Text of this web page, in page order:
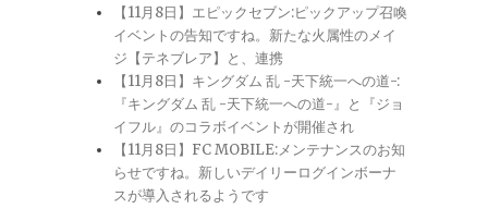
【11月8日】エピックセブン:ピックアップ召喚
イベントの告知ですね。新たな火属性のメイ
ジ【テネブレア】と、連携
【11月8日】キングダム 乱 -天下統一への道-:
『キングダム 乱 -天下統一への道-』と『ジョ
イフル』のコラボイベントが開催され
【11月8日】FC MOBILE:メンテナンスのお知
らせですね。新しいデイリーログインボーナ
スが導入されるようです